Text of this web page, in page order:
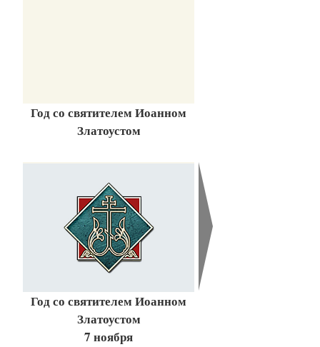
Год со святителем Иоанном
Златоустом
Год со святителем Иоанном
Златоустом
7 ноября